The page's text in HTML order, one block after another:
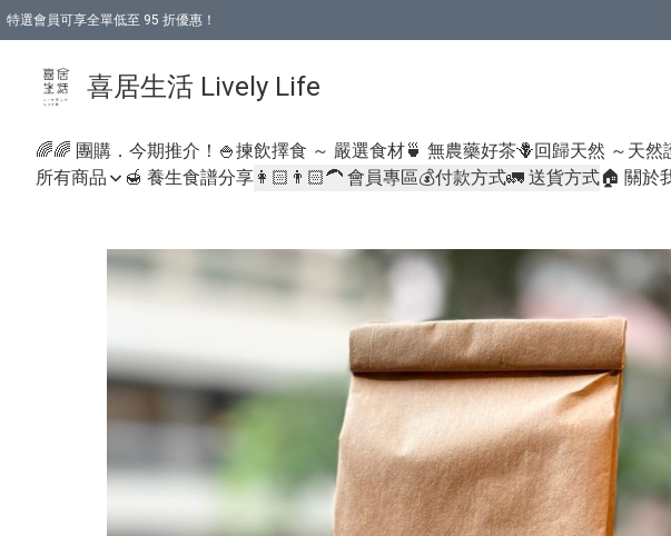
特選會員可享全單低至 95 折優惠！
喜居生活 Lively Life
🌈🌈 團購．今期推介！ 🍚揀飲擇食 ～ 嚴選食材🍵 無農藥好茶🪻回歸天然 ～天然
所有商品
🍯 養生食譜分享 👩🏻👨🏻‍🦱 會員專區💰付款方式🚛 送貨方式🏠 關於